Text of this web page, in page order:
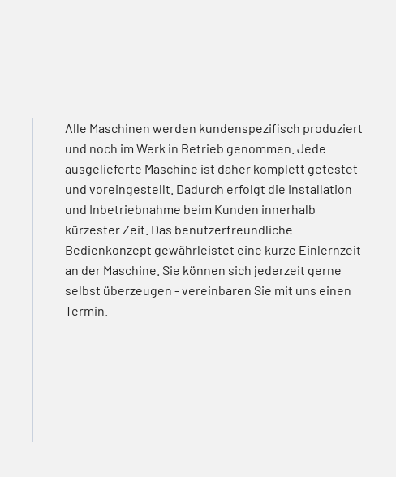
Alle Maschinen werden kundenspezifisch produziert
und noch im Werk in Betrieb genommen. Jede
ausgelieferte Maschine ist daher komplett getestet
und voreingestellt. Dadurch erfolgt die Installation
und Inbetriebnahme beim Kunden innerhalb
kürzester Zeit. Das benutzerfreundliche
Bedienkonzept gewährleistet eine kurze Einlernzeit
an der Maschine. Sie können sich jederzeit gerne
selbst überzeugen - vereinbaren Sie mit uns einen
Termin.